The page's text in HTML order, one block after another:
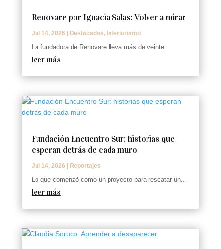
Renovare por Ignacia Salas: Volver a mirar
Jul 14, 2026 | Destacados, Interiorismo
La fundadora de Renovare lleva más de veinte...
leer más
Fundación Encuentro Sur: historias que
esperan detrás de cada muro
Jul 14, 2026 Reportajes
Lo que comenzó como un proyecto para rescatar un...
leer más